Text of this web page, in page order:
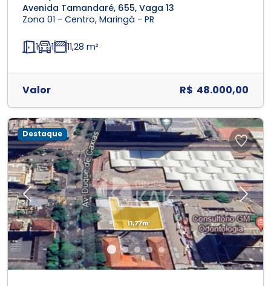
Avenida Tamandaré, 655, Vaga 13
Zona 01 - Centro, Maringá - PR
1 1 11,28 m²
Valor R$ 48.000,00
Previous Next
Destaque